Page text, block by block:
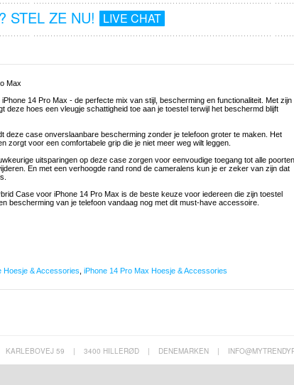
STEL ZE NU! LIVE CHAT
Max
14 Pro Max - de perfecte mix van stijl, bescherming en functionaliteit. Met zijn
deze hoes een vleugje schattigheid toe aan je toestel terwijl het beschermd blijft
deze case onverslaanbare bescherming zonder je telefoon groter te maken. Het
zorgt voor een comfortabele grip die je niet meer weg wilt leggen.
uitsparingen op deze case zorgen voor eenvoudige toegang tot alle poorten,
En met een verhoogde rand rond de cameralens kun je er zeker van zijn dat
Case voor iPhone 14 Pro Max is de beste keuze voor iedereen die zijn toestel
bescherming van je telefoon vandaag nog met dit must-have accessoire.
Hoesje & Accessories iPhone 14 Pro Max Hoesje & Accessories
KARLEBOVEJ 59 | 3400 HILLERØD | DENEMARKEN |